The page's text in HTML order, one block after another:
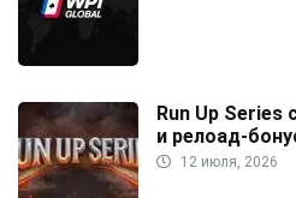
Run Up Series
и релоад-
12 июля, 2026